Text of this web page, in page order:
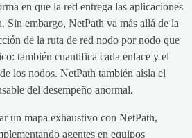
en que la red entrega las aplicaciones
Sin embargo, NetPath va más allá de la
de la ruta de red nodo por nodo que
también cuantifica cada enlace y el
los nodos. NetPath también aísla el
del desempeño anormal.
un mapa exhaustivo con NetPath,
agentes en equipos